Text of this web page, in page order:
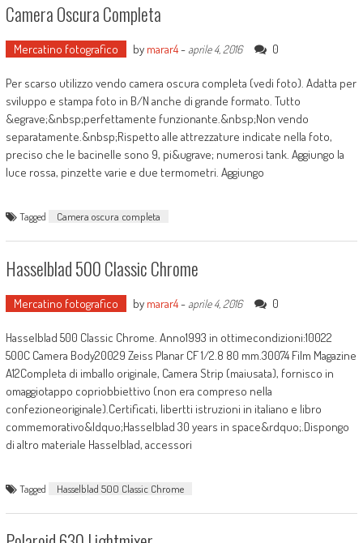
Camera Oscura Completa
Mercatino fotografico by marar4- aprile 4, 2016 0
Per scarso utilizzo vendo camera oscura completa (vedi foto). Adatta per
sviluppo e stampa foto in B/N anche di grande formato. Tutto
&egrave;&nbsp;perfettamente funzionante.&nbsp;Non vendo
separatamente.&nbsp;Rispetto alle attrezzature indicate nella foto,
preciso che le bacinelle sono 9, pi&ugrave; numerosi tank. Aggiungo la
luce rossa, pinzette varie e due termometri. Aggiungo
Tagged Camera oscura completa
Hasselblad 500 Classic Chrome
Mercatino fotografico by marar4- aprile 4, 2016 0
Hasselblad 500 Classic Chrome. Anno1993 in ottimecondizioni:10022
500C Camera Body20029 Zeiss Planar CF 1/2.8 80 mm.30074 Film Magazine
A12Completa di imballo originale, Camera Strip (maiusata), fornisco in
omaggiotappo copriobbiettivo (non era compreso nella
confezioneoriginale).Certificati, libertti istruzioni in italiano e libro
commemorativo&ldquo;Hasselblad 30 years in space&rdquo;.Dispongo
di altro materiale Hasselblad, accessori
Tagged Hasselblad 500 Classic Chrome